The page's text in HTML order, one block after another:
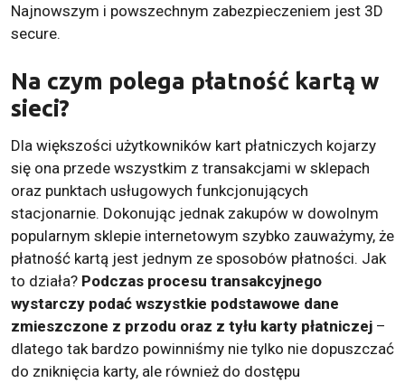
Najnowszym i powszechnym zabezpieczeniem jest 3D
secure.
Na czym polega płatność kartą w
sieci?
Dla większości użytkowników kart płatniczych kojarzy
się ona przede wszystkim z transakcjami w sklepach
oraz punktach usługowych funkcjonujących
stacjonarnie. Dokonując jednak zakupów w dowolnym
popularnym sklepie internetowym szybko zauważymy, że
płatność kartą jest jednym ze sposobów płatności. Jak
to działa? Podczas procesu transakcyjnego
wystarczy podać wszystkie podstawowe dane
zmieszczone z przodu oraz z tyłu karty płatniczej –
dlatego tak bardzo powinniśmy nie tylko nie dopuszczać
do zniknięcia karty, ale również do dostępu